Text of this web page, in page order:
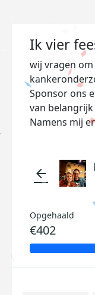
Ik vier
wij vragen
Sponsor ons
van
Namens mij
arrow_back
Opgehaald
€402